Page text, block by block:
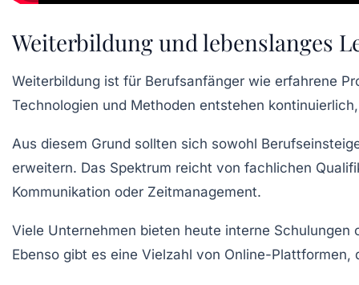
Weiterbildung und lebenslanges
Weiterbildung ist für Berufsanfänger wie erfahrene
Technologien und Methoden entstehen
Aus diesem Grund sollten sich sowohl
erweitern. Das Spektrum reicht von fachlichen
Kommunikation oder Zeitmanagement.
Viele Unternehmen bieten heute interne
Ebenso gibt es eine Vielzahl von Online-